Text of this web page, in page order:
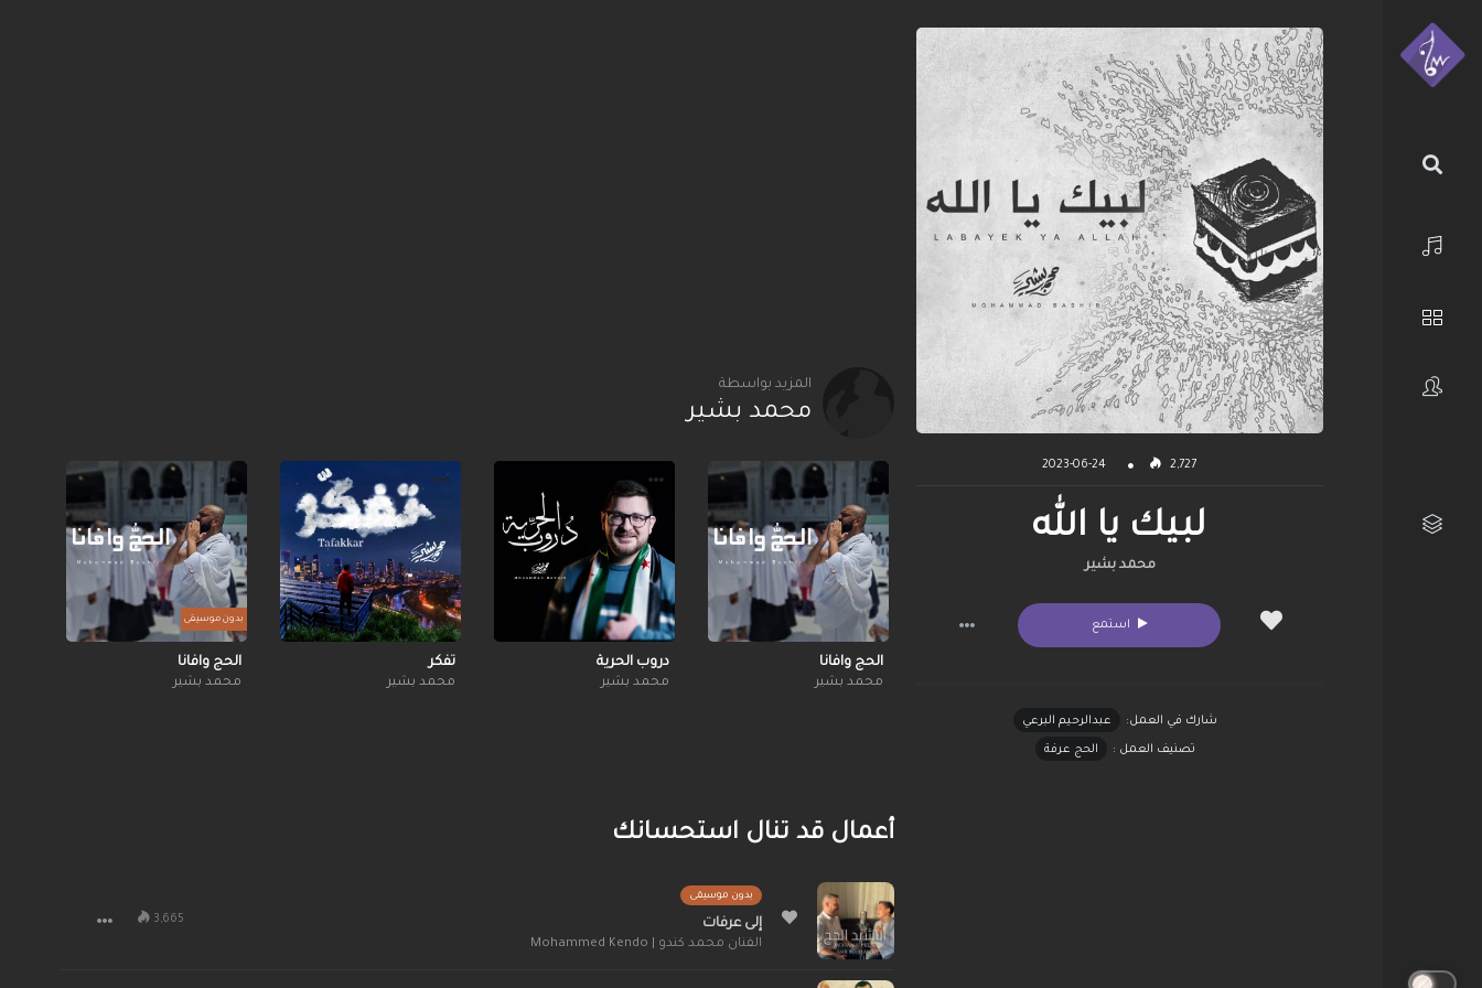
استكشف
2,727
2023-06-24
لبيك يا الله
محمد بشير
استمع
شارك في العمل: عبدالرحيم البرعي
تصنيف العمل : الحج عرفة
المزيد بواسطة
محمد بشير
الحج وافانا
محمد بشير
دروب الحرية
محمد بشير
تفكر
محمد بشير
بدون موسيقى
الحج وافانا
محمد بشير
أعمال قد تنال استحسانك
بدون موسيقى
إلى عرفات
الفنان محمد كندو | Mohammed Kendo
3,665